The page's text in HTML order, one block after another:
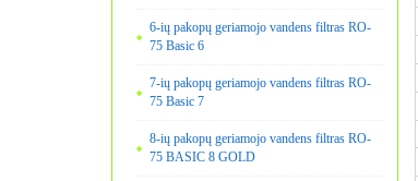
6-ių pakopų geriamojo vandens filtras RO-
75 Basic 6
7-ių pakopų geriamojo vandens filtras RO-
75 Basic 7
8-ių pakopų geriamojo vandens filtras RO-
75 BASIC 8 GOLD